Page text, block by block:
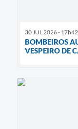
30 JUL 2026 - 17h42
BOMBEIROS
VESPEIRO DE